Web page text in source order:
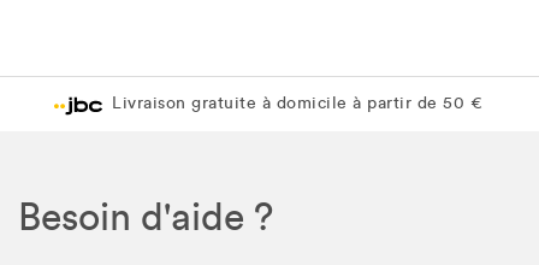
Livraison gratuite à domicile à partir de 50 €
Besoin d'aide ?